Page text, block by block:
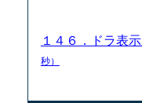
１４６．ドラ表
秒）